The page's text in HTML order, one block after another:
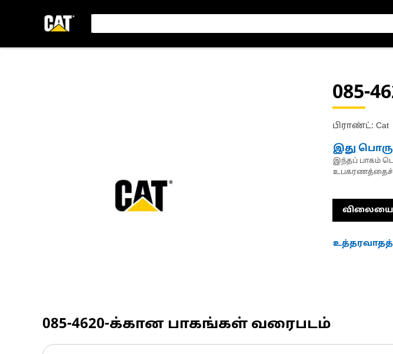
085-
பிராண்ட்: Cat
இது
இந்தப் பாகம்
உபகரணத்தைச்
விலையைச்
085-4620-க்கான பாகங்கள் வரைபடம்